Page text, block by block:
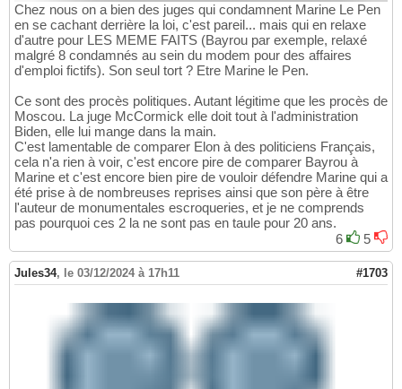
Chez nous on a bien des juges qui condamnent Marine Le Pen
en se cachant derrière la loi, c'est pareil... mais qui en relaxe
d'autre pour LES MEME FAITS (Bayrou par exemple, relaxé
malgré 8 condamnés au sein du modem pour des affaires
d'emploi fictifs). Son seul tort ? Etre Marine le Pen.
Ce sont des procès politiques. Autant légitime que les procès de
Moscou. La juge McCormick elle doit tout à l'administration
Biden, elle lui mange dans la main.
C'est lamentable de comparer Elon à des politiciens Français,
cela n'a rien à voir, c'est encore pire de comparer Bayrou à
Marine et c'est encore bien pire de vouloir défendre Marine qui a
été prise à de nombreuses reprises ainsi que son père à être
l'auteur de monumentales escroqueries, et je ne comprends
pas pourquoi ces 2 la ne sont pas en taule pour 20 ans.
6
5
Jules34, le 03/12/2024 à 17h11 #1703